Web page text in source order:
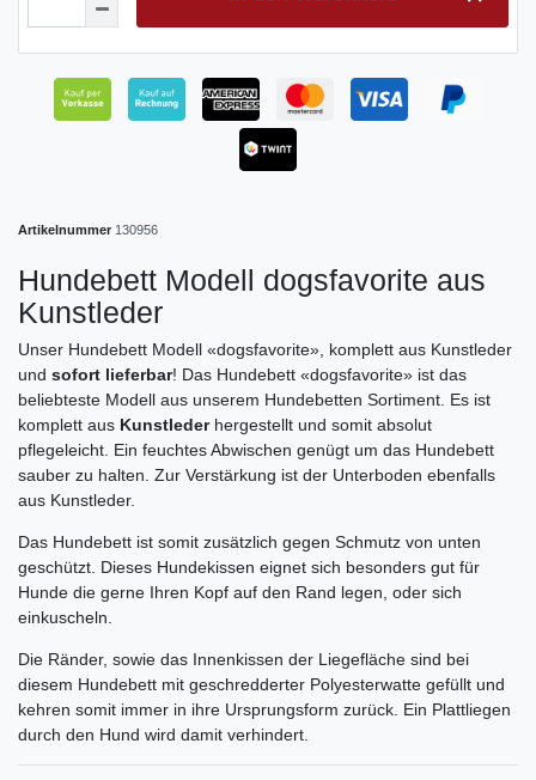
Artikelnummer 130956
Hundebett Modell dogsfavorite aus
Kunstleder
Unser Hundebett Modell «dogsfavorite», komplett aus Kunstleder
und sofort lieferbar! Das Hundebett «dogsfavorite» ist das
beliebteste Modell aus unserem Hundebetten Sortiment. Es ist
komplett aus Kunstlederhergestellt und somit absolut
pflegeleicht. Ein feuchtes Abwischen genügt um das Hundebett
sauber zu halten. Zur Verstärkung ist der Unterboden ebenfalls
aus Kunstleder.
Das Hundebett ist somit zusätzlich gegen Schmutz von unten
geschützt. Dieses Hundekissen eignet sich besonders gut für
Hunde die gerne Ihren Kopf auf den Rand legen, oder sich
einkuscheln.
Die Ränder, sowie das Innenkissen der Liegefläche sind bei
diesem Hundebett mit geschredderter Polyesterwatte gefüllt und
kehren somit immer in ihre Ursprungsform zurück. Ein Plattliegen
durch den Hund wird damit verhindert.